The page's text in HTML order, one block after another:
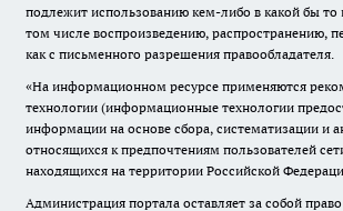
подлежит использованию кем-либо в какой бы
том числе воспроизведению, распространению,
как с письменного разрешения правообладателя.
«На информационном ресурсе применяются
технологии (информационные технологии
информации на основе сбора, систематизации и
относящихся к предпочтениям пользователей
находящихся на территории Российской
Администрация портала оставляет за собой